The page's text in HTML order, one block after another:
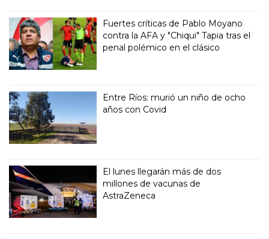
Fuertes críticas de Pablo Moyano
contra la AFA y "Chiqui" Tapia tras el
penal polémico en el clásico
Entre Ríos: murió un niño de ocho
años con Covid
El lunes llegarán más de dos
millones de vacunas de
AstraZeneca